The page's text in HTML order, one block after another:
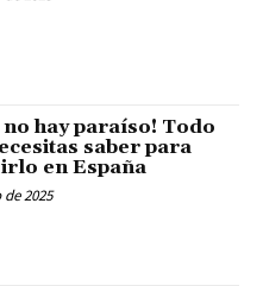
no hay paraíso! Todo
saber para
en España
2025